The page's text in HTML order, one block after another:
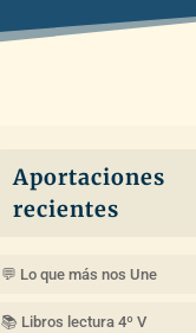
Aportaciones
recientes
💬 Lo que más nos Une
📚 Libros lectura 4º V